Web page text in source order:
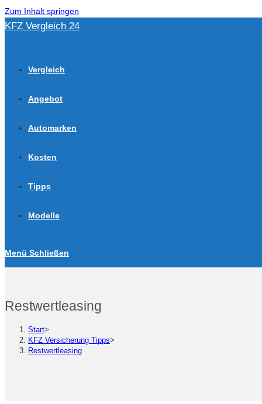
Zum Inhalt springen
KFZ Vergleich 24
Vergleich
Angebot
Automarken
Kosten
Tipps
Modelle
Menü Schließen
Restwertleasing
Start>
KFZ Versicherung Tipps>
Restwertleasing